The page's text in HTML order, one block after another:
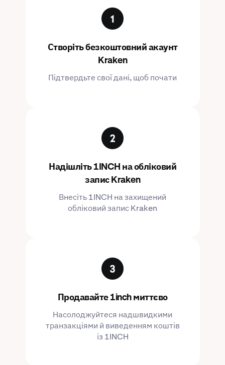
Створіть безкоштовний акаунт
Kraken
Підтвердьте свої дані, щоб почати
Надішліть 1INCH на обліковий
запис Kraken
Внесіть 1INCH на захищений
обліковий запис Kraken
Продавайте 1inch миттєво
Насолоджуйтеся надшвидкими
транзакціями й виведенням коштів
із 1INCH